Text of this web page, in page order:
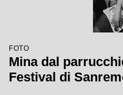
FOTO
Mina dal
Festival di